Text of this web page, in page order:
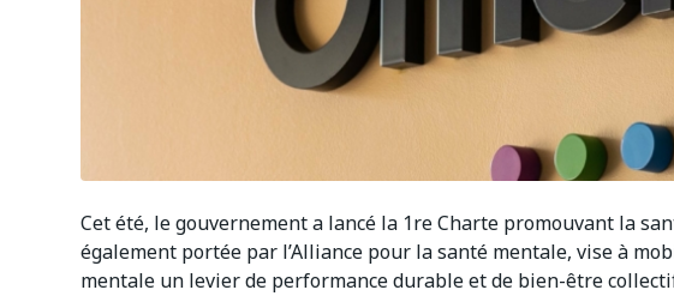
Cet été, le gouvernement a lancé la 1re Charte promouvant la
également portée par l’Alliance pour la santé mentale, vise à
mentale un levier de performance durable et de bien-être